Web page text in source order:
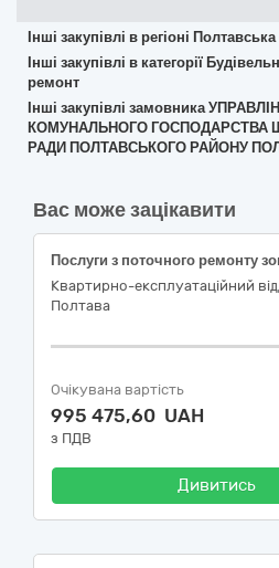
Інші закупівлі в регіоні
Інші закупівлі в категорії
ремонт
Інші закупівлі замовника
КОМУНАЛЬНОГО ГОСПОДАРСТВА
РАДИ ПОЛТАВСЬКОГО РАЙОНУ
Вас може зацікавити
Квартирно-експлуатаційний
Полтава
Очікувана вартість
995 475,60 UAH
з ПДВ
Дивитись